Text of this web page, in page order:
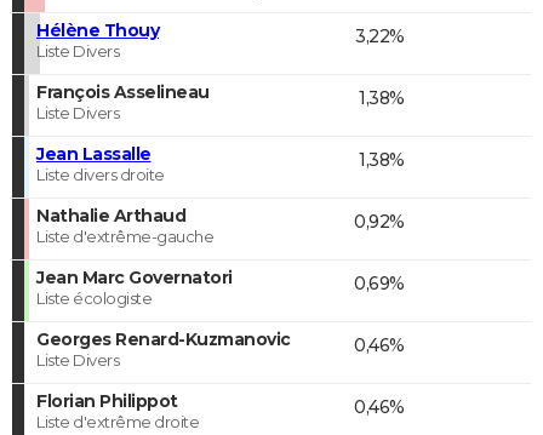
Hélène Thouy
Liste Divers
3,22%
François Asselineau
Liste Divers
1,38%
Jean Lassalle
Liste divers droite
1,38%
Nathalie Arthaud
Liste d'extrême-gauche
0,92%
Jean Marc Governatori
Liste écologiste
0,69%
Georges Renard-Kuzmanovic
Liste Divers
0,46%
Florian Philippot
Liste d'extrême droite
0,46%